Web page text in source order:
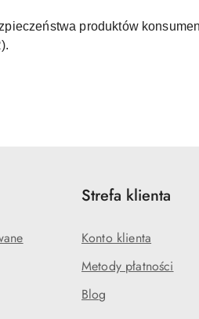
produktów
Strefa klienta
Konto klienta
Metody płatności
Blog